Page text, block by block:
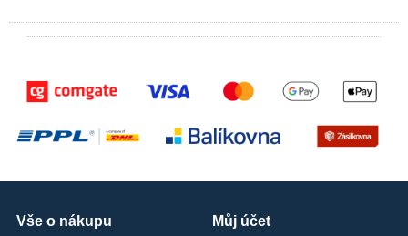
Vše o nákupu Můj účet